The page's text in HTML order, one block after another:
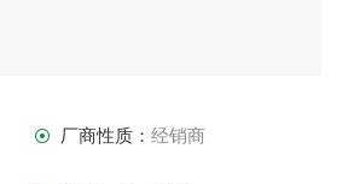
厂商性质： 经销商